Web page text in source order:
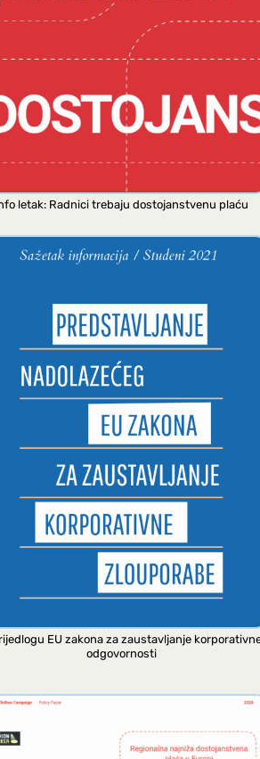
letak: Radnici trebaju dostojanstvenu plaću
EU zakona za zaustavljanje
odgovornosti